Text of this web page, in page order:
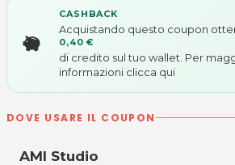
CASHBACK
Acquistando questo coupon
0,40 €
di credito sul tuo wallet. Per
informazioni clicca qui
DOVE USARE IL COUPON
AMI Studio